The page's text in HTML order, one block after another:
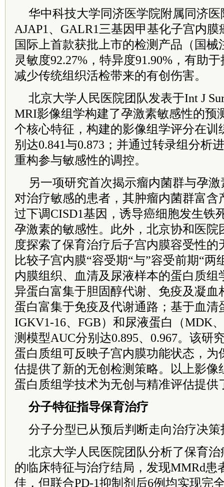
华中科技大学同济医学院附属同济
AJAP1、GALR1三基因甲基化子宫内
国际上首款获批上市的检测产品（国械
灵敏度92.27%，特异度91.90%，有助
减少传统组织活检带来的有创伤害。
北京大学人民医院团队发表于Int J
MRI影像组学构建了孕激素敏感性的预
个核心特征，构建的影像组学评分在训
别达0.841与0.873；并通过转录组分析
重构参与敏感性的调控。
另一项研究首次揭示瘤内菌群与孕
对治疗敏感的患者，其肿瘤内菌群富含
过下调CISD1基因，诱导癌细胞发生铁
孕激素的敏感性。此外，北京协和医院
度探索了保育治疗后子宫内膜容受性的
比较子宫内膜“容受期“与”容受前期“两
内膜组织、血清及尿液样本的蛋白质组
异蛋白富集于胆固醇代谢、免疫及凝血
蛋白富集于免疫及代谢通路；基于血清
IGKV1-16、FGB）和尿液蛋白（MDK
测模型AUC分别达0.895、0.967。该研
蛋白质组可反映子宫内膜功能状态，为
估提供了新的无创检测策略。以上影像
蛋白质组学技术为无创与精准评估提供
分子特征指导保育治疗
分子分型已从预后判断走向治疗决策
北京大学人民医院团队分析了保育
的临床特征与治疗结局，发现MMRd患
佳，但联合PD-1抑制剂后6例均实现完